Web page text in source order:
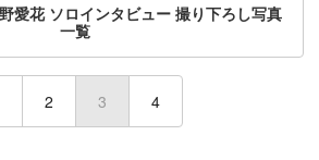
愛花 ソロインタビュー 撮り下ろし写真
一覧
2 3 (current)
4